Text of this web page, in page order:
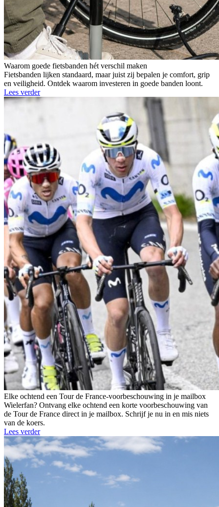
Waarom goede fietsbanden hét verschil maken
Fietsbanden lijken standaard, maar juist zij bepalen je comfort, grip
en veiligheid. Ontdek waarom investeren in goede banden loont.
Lees verder
Elke ochtend een Tour de France-voorbeschouwing in je mailbox
Wielerfan? Ontvang elke ochtend een korte voorbeschouwing van
de Tour de France direct in je mailbox. Schrijf je nu in en mis niets
van de koers.
Lees verder